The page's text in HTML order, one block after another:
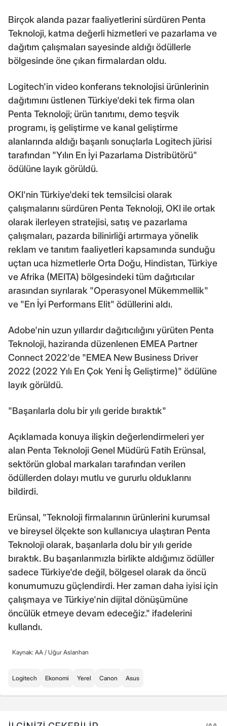
Birçok alanda pazar faaliyetlerini sürdüren Penta
Teknoloji, katma değerli hizmetleri ve pazarlama ve
dağıtım çalışmaları sayesinde aldığı ödüllerle
bölgesinde öne çıkan firmalardan oldu.
Logitech'in video konferans teknolojisi ürünlerinin
dağıtımını üstlenen Türkiye'deki tek firma olan
Penta Teknoloji; ürün tanıtımı, demo teşvik
programı, iş geliştirme ve kanal geliştirme
alanlarında aldığı başarılı sonuçlarla Logitech jürisi
tarafından "Yılın En İyi Pazarlama Distribütörü"
ödülüne layık görüldü.
OKI'nin Türkiye'deki tek temsilcisi olarak
çalışmalarını sürdüren Penta Teknoloji, OKI ile ortak
olarak ilerleyen stratejisi, satış ve pazarlama
çalışmaları, pazarda bilinirliği artırmaya yönelik
reklam ve tanıtım faaliyetleri kapsamında sunduğu
uçtan uca hizmetlerle Orta Doğu, Hindistan, Türkiye
ve Afrika (MEITA) bölgesindeki tüm dağıtıcılar
arasından sıyrılarak "Operasyonel Mükemmellik"
ve "En İyi Performans Elit" ödüllerini aldı.
Adobe'nin uzun yıllardır dağıtıcılığını yürüten Penta
Teknoloji, haziranda düzenlenen EMEA Partner
Connect 2022'de "EMEA New Business Driver
2022 (2022 Yılı En Çok Yeni İş Geliştirme)" ödülüne
layık görüldü.
"Başarılarla dolu bir yılı geride bıraktık"
Açıklamada konuya ilişkin değerlendirmeleri yer
alan Penta Teknoloji Genel Müdürü Fatih Erünsal,
sektörün global markaları tarafından verilen
ödüllerden dolayı mutlu ve gururlu olduklarını
bildirdi.
Erünsal, "Teknoloji firmalarının ürünlerini kurumsal
ve bireysel ölçekte son kullanıcıya ulaştıran Penta
Teknoloji olarak, başarılarla dolu bir yılı geride
bıraktık. Bu başarılarımızla birlikte aldığımız ödüller
sadece Türkiye'de değil, bölgesel olarak da öncü
konumumuzu güçlendirdi. Her zaman daha iyisi için
çalışmaya ve Türkiye'nin dijital dönüşümüne
öncülük etmeye devam edeceğiz." ifadelerini
kullandı.
Kaynak: AA / Uğur Aslanhan
Logitech Ekonomi Yerel Canon Asus